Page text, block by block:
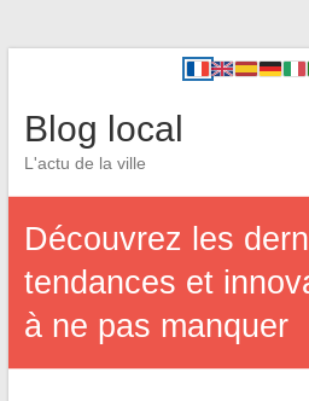
Blog local
L'actu de la ville
Découvrez les
tendances et
à ne pas manquer